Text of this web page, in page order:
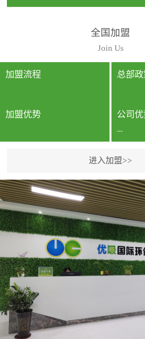
动，人类长时间停留的室
内空间都有整体消毒的需
要。因为空间内人流携带
的、空气...
行国家
法，空
测结果
检测...
全国加盟
Join Us
加盟流程 总部
加盟优势 公司
...
专利保
企业（
甲级施
污染治
书”）
境工程
空气治
人员
治理
技术
作权登
进入加盟>>